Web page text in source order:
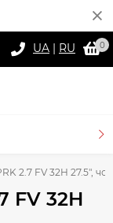
UA | RU 0
2.7 FV 32H 27.5",
FV 32H